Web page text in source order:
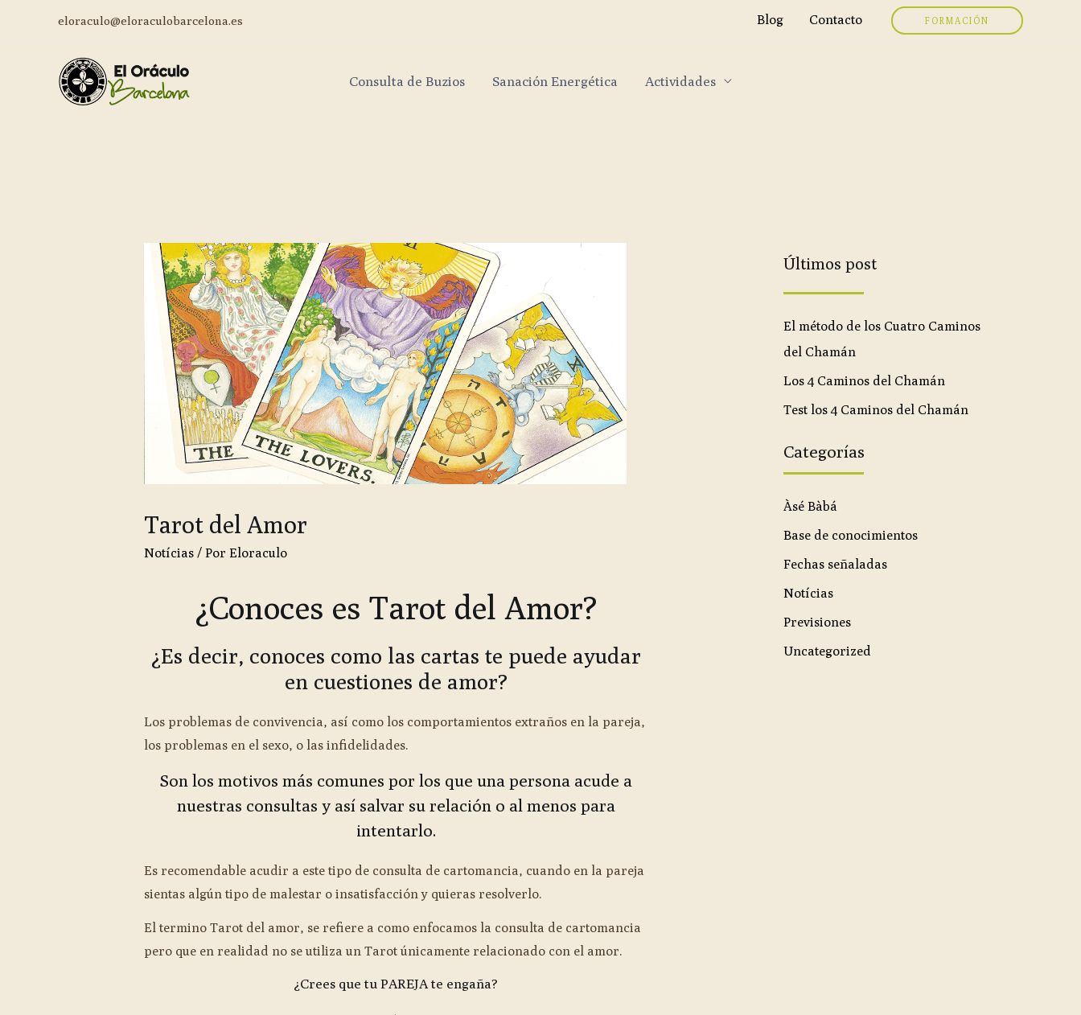
eloraculo@eloraculobarcelona.es Blog Contacto FORMACIÓN
Consulta de Buzios Sanación Energética Actividades
Tarot del Amor
Notícias/ Por Eloraculo
¿Conoces es Tarot del Amor?
¿Es decir, conoces como las cartas te puede ayudar
en cuestiones de amor?
Los problemas de convivencia, así como los comportamientos extraños en la pareja,
los problemas en el sexo, o las infidelidades.
Son los motivos más comunes por los que una persona acude a
nuestras consultas y así salvar su relación o al menos para
intentarlo.
Es recomendable acudir a este tipo de consulta de cartomancia, cuando en la pareja
sientas algún tipo de malestar o insatisfacción y quieras resolverlo.
El termino Tarot del amor, se refiere a como enfocamos la consulta de cartomancia
pero que en realidad no se utiliza un Tarot únicamente relacionado con el amor.
¿Crees que tu PAREJA te engaña?
Últimos post
El método de los Cuatro Caminos
del Chamán
Los 4 Caminos del Chamán
Test los 4 Caminos del Chamán
Categorías
Àsé Bàbá
Base de conocimientos
Fechas señaladas
Notícias
Previsiones
Uncategorized